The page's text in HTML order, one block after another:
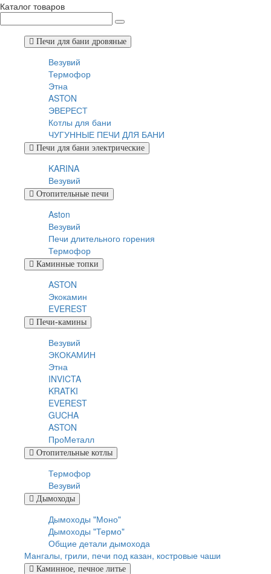
Каталог товаров
Печи для бани дровяные
Везувий
Термофор
Этна
ASTON
ЭВЕРЕСТ
Котлы для бани
ЧУГУННЫЕ ПЕЧИ ДЛЯ БАНИ
Печи для бани электрические
KARINA
Везувий
Отопительные печи
Aston
Везувий
Печи длительного горения
Термофор
Каминные топки
ASTON
Экокамин
EVEREST
Печи-камины
Везувий
ЭКОКАМИН
Этна
INVICTA
KRATKI
EVEREST
GUCHA
ASTON
ПроМеталл
Отопительные котлы
Термофор
Везувий
Дымоходы
Дымоходы "Моно"
Дымоходы "Термо"
Общие детали дымохода
Мангалы, грили, печи под казан, костровые чаши
Каминное, печное литье